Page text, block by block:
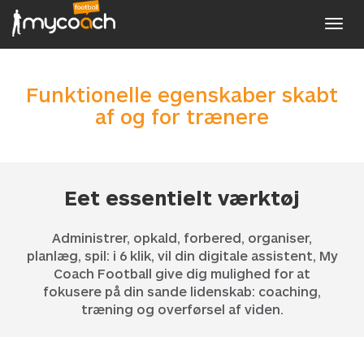
Funktionelle egenskaber skabt
af og for trænere
Eet essentielt værktøj
Administrer, opkald, forbered, organiser,
planlæg, spil: i 6 klik, vil din digitale assistent, My
Coach Football give dig mulighed for at
fokusere på din sande lidenskab: coaching,
træning og overførsel af viden.